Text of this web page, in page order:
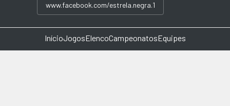
www.facebook.com/estrela.negra.1
InícioJogosElencoCampeonatosEquipes